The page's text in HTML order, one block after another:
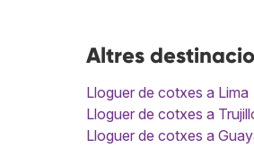
Altres
Lloguer de cotxes a Lima
Lloguer de cotxes a
Lloguer de cotxes a